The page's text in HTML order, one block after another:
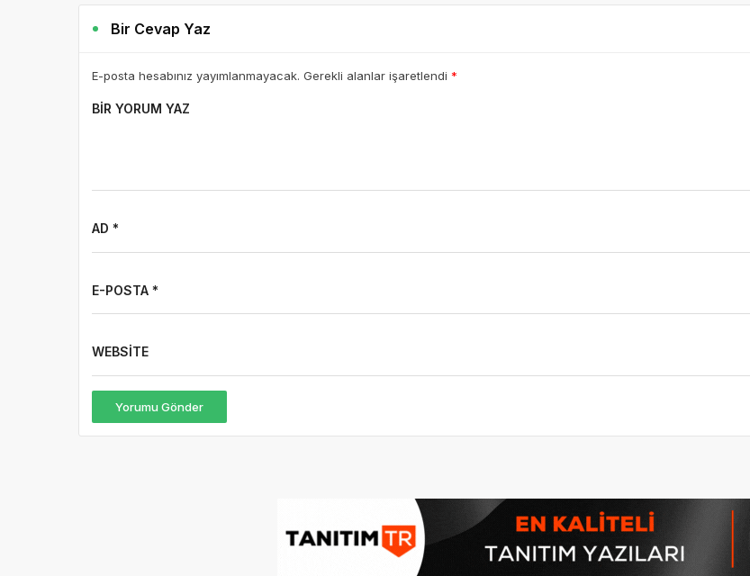
Bir Cevap Yaz
E-posta hesabınız yayımlanmayacak. Gerekli alanlar işaretlendi *
BIR YORUM YAZ
AD *
E-POSTA *
WEBSITE
Yorumu Gönder